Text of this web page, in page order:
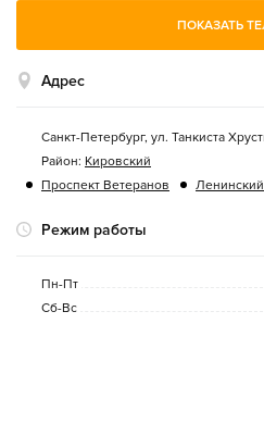
ПОКАЗАТЬ
Адрес
Санкт-Петербург, ул. Танкиста
Район: Кировский
Проспект Ветеранов
Режим работы
Пн-Пт
Сб-Вс